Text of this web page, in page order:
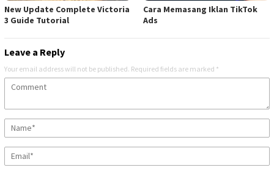
New Update Complete Victoria
3 Guide Tutorial
Cara Memasang Iklan TikTok
Ads
Leave a Reply
Your email address will not be published. Required fields are marked *